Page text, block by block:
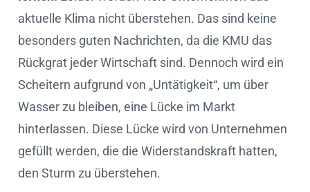
aktuelle Klima nicht überstehen. Das sind keine
besonders guten Nachrichten, da die KMU das
Rückgrat jeder Wirtschaft sind. Dennoch wird ein
Scheitern aufgrund von „Untätigkeit“, um über
Wasser zu bleiben, eine Lücke im Markt
hinterlassen. Diese Lücke wird von Unternehmen
gefüllt werden, die die Widerstandskraft hatten,
den Sturm zu überstehen.